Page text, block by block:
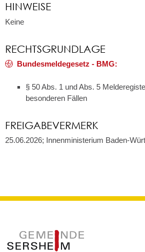
HINWEISE
Keine
RECHTSGRUNDLAGE
Bundesmeldegesetz - BMG:
§ 50 Abs. 1 und Abs. 5
besonderen Fällen
FREIGABEVERMERK
25.06.2026; Innenministerium Baden-